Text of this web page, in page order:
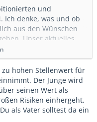
und
Ich denke, was und ob
aus den Wünschen
Unser aktuelles
ist:
im Stuttgarter Kickers
4 Spieler
Stuttgarter Kickers Top
hohen Stellenwert für
Der Junge wird
seinen Wert als
Risiken einhergeht.
als Vater solltest da ein